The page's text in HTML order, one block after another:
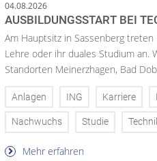
04.08.2026
AUSBILDUNGSSTART BEI
Am Hauptsitz in Sassenberg
Lehre oder ihr duales Studium an.
Standorten Meinerzhagen, Bad
Anlagen ING Karriere
Nachwuchs Studie
Mehr erfahren